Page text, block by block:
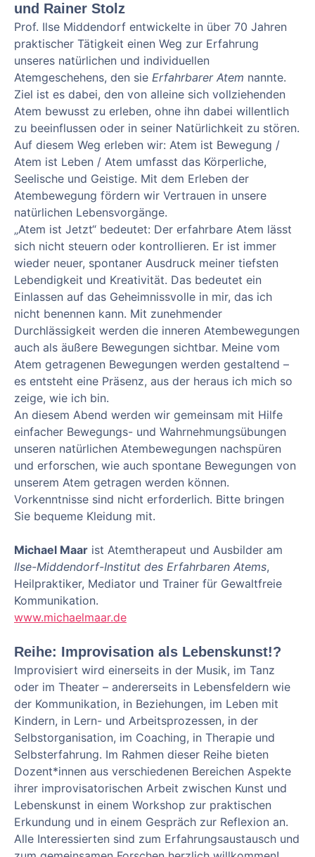
und Rainer Stolz
Prof. Ilse Middendorf entwickelte in über 70 Jahren
praktischer Tätigkeit einen Weg zur Erfahrung
unseres natürlichen und individuellen
Atemgeschehens, den sie Erfahrbarer Atem nannte.
Ziel ist es dabei, den von alleine sich vollziehenden
Atem bewusst zu erleben, ohne ihn dabei willentlich
zu beeinflussen oder in seiner Natürlichkeit zu stören.
Auf diesem Weg erleben wir: Atem ist Bewegung /
Atem ist Leben / Atem umfasst das Körperliche,
Seelische und Geistige. Mit dem Erleben der
Atembewegung fördern wir Vertrauen in unsere
natürlichen Lebensvorgänge.
„Atem ist Jetzt“ bedeutet: Der erfahrbare Atem lässt
sich nicht steuern oder kontrollieren. Er ist immer
wieder neuer, spontaner Ausdruck meiner tiefsten
Lebendigkeit und Kreativität. Das bedeutet ein
Einlassen auf das Geheimnissvolle in mir, das ich
nicht benennen kann. Mit zunehmender
Durchlässigkeit werden die inneren Atembewegungen
auch als äußere Bewegungen sichtbar. Meine vom
Atem getragenen Bewegungen werden gestaltend –
es entsteht eine Präsenz, aus der heraus ich mich so
zeige, wie ich bin.
An diesem Abend werden wir gemeinsam mit Hilfe
einfacher Bewegungs- und Wahrnehmungsübungen
unseren natürlichen Atembewegungen nachspüren
und erforschen, wie auch spontane Bewegungen von
unserem Atem getragen werden können.
Vorkenntnisse sind nicht erforderlich. Bitte bringen
Sie bequeme Kleidung mit.
Michael Maar ist Atemtherapeut und Ausbilder am
Ilse-Middendorf-Institut des Erfahrbaren Atems,
Heilpraktiker, Mediator und Trainer für Gewaltfreie
Kommunikation.
www.michaelmaar.de
Reihe: Improvisation als Lebenskunst!?
Improvisiert wird einerseits in der Musik, im Tanz
oder im Theater – andererseits in Lebensfeldern wie
der Kommunikation, in Beziehungen, im Leben mit
Kindern, in Lern- und Arbeitsprozessen, in der
Selbstorganisation, im Coaching, in Therapie und
Selbsterfahrung. Im Rahmen dieser Reihe bieten
Dozent*innen aus verschiedenen Bereichen Aspekte
ihrer improvisatorischen Arbeit zwischen Kunst und
Lebenskunst in einem Workshop zur praktischen
Erkundung und in einem Gespräch zur Reflexion an.
Alle Interessierten sind zum Erfahrungsaustausch und